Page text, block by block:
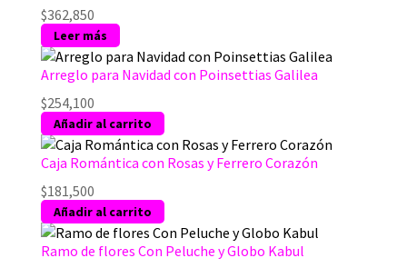
$362,850
Leer más
Arreglo para Navidad con Poinsettias Galilea
$254,100
Añadir al carrito
Caja Romántica con Rosas y Ferrero Corazón
$181,500
Añadir al carrito
Ramo de flores Con Peluche y Globo Kabul